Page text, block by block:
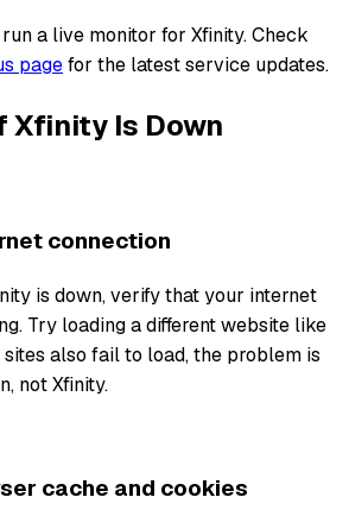
a live monitor for Xfinity. Check
pagefor the latest service updates.
Xfinity Is Down
connection
is down, verify that your internet
Try loading a different website like
also fail to load, the problem is
not Xfinity.
cache and cookies